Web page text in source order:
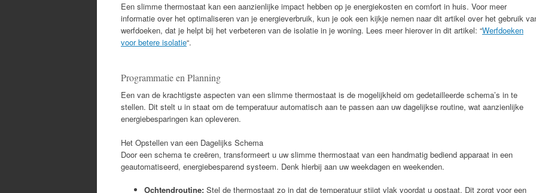
Een slimme thermostaat kan een aanzienlijke impact hebben op je energiekosten en comfort in huis. Voor meer
informatie over het optimaliseren van je energieverbruik, kun je ook een kijkje nemen naar dit artikel over het gebruik
werfdoeken, dat je helpt bij het verbeteren van de isolatie in je woning. Lees meer hierover in dit artikel: “Werfdoeken
voor betere isolatie“.
Programmatie en Planning
Een van de krachtigste aspecten van een slimme thermostaat is de mogelijkheid om gedetailleerde schema’s in te
stellen. Dit stelt u in staat om de temperatuur automatisch aan te passen aan uw dagelijkse routine, wat aanzienlijke
energiebesparingen kan opleveren.
Het Opstellen van een Dagelijks Schema
Door een schema te creëren, transformeert u uw slimme thermostaat van een handmatig bediend apparaat in een
geautomatiseerd, energiebesparend systeem. Denk hierbij aan uw weekdagen en weekenden.
Ochtendroutine: Stel de thermostaat zo in dat de temperatuur stijgt vlak voordat u opstaat. Dit zorgt voor een